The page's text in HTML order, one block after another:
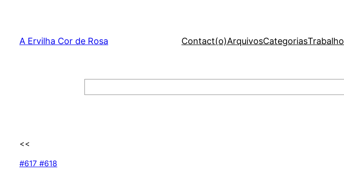
content
A Ervilha Cor de Rosa Contact(o)ArquivosCategoriasTrabalho
<<
#617 #618